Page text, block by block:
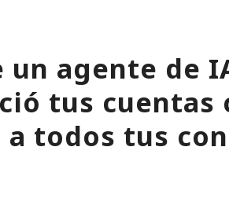
un agente de
tus
a todos tus